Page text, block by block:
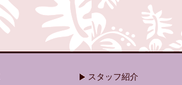
スタッフ紹介